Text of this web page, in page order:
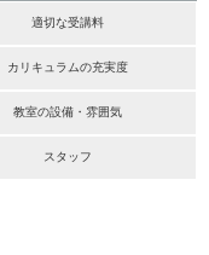
適切な受講料
カリキュラムの充実度
教室の設備・雰囲気
スタッフ